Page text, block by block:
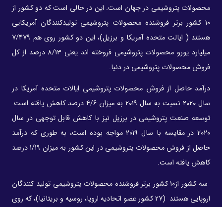
محصولات پتروشیمی در جهان است. این در حالی است که دو کشور از
۱۰ کشور برتر فروشنده محصولات پتروشیمی تولیدکنندگان آمریکایی
هستند ( ایالت متحده آمریکا و برزیل)، این دو کشور روی هم 7/479
میلیارد یورو محصولات پتروشیمی فروخته اند یعنی 8/13 درصد از کل
فروش محصولات پتروشیمی در دنیا.
درآمد حاصل از فروش محصولات پتروشیمی ایالات متحده آمریکا در
سال ۲۰۲۰ نسبت به سال ۲۰۱۹ به میزان 4/6 درصد کاهش یافته است.
توسعه صنعت پتروشیمی در برزیل نیز با کاهش قابل توجهی در سال
۲۰۲۰ در مقایسه با سال ۲۰۱۹ مواجه بوده است، به طوری که درآمد
حاصل از فروش محصولات پتروشیمی در این کشور به میزان 1/19 درصد
کاهش یافته است.
سه کشور از۱۰ کشور برتر فروشنده محصولات پتروشیمی تولید کنندگان
اروپایی هستند (۲۷ کشور عضو اتحادیه اروپا، روسیه و بریتانیا)، که روی